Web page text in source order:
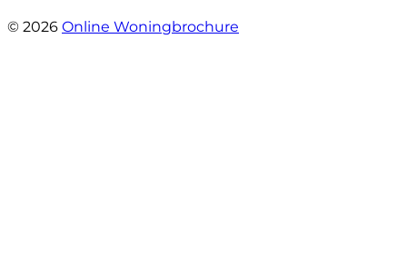
© 2026 Online Woningbrochure